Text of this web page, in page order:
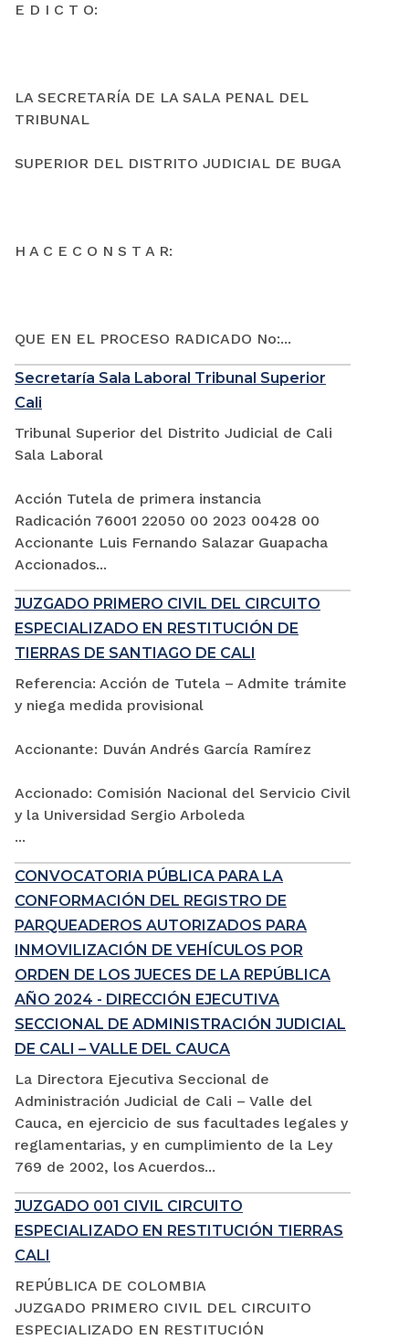
E D I C T O:
LA SECRETARÍA DE LA SALA PENAL DEL
TRIBUNAL
SUPERIOR DEL DISTRITO JUDICIAL DE BUGA
H A C E C O N S T A R:
QUE EN EL PROCESO RADICADO No:...
Secretaría Sala Laboral Tribunal Superior
Cali
Tribunal Superior del Distrito Judicial de Cali
Sala Laboral
Acción Tutela de primera instancia
Radicación 76001 22050 00 2023 00428 00
Accionante Luis Fernando Salazar Guapacha
Accionados...
JUZGADO PRIMERO CIVIL DEL CIRCUITO
ESPECIALIZADO EN RESTITUCIÓN DE
TIERRAS DE SANTIAGO DE CALI
Referencia: Acción de Tutela – Admite trámite
y niega medida provisional
Accionante: Duván Andrés García Ramírez
Accionado: Comisión Nacional del Servicio Civil
y la Universidad Sergio Arboleda
...
CONVOCATORIA PÚBLICA PARA LA
CONFORMACIÓN DEL REGISTRO DE
PARQUEADEROS AUTORIZADOS PARA
INMOVILIZACIÓN DE VEHÍCULOS POR
ORDEN DE LOS JUECES DE LA REPÚBLICA
AÑO 2024 - DIRECCIÓN EJECUTIVA
SECCIONAL DE ADMINISTRACIÓN JUDICIAL
DE CALI – VALLE DEL CAUCA
La Directora Ejecutiva Seccional de
Administración Judicial de Cali – Valle del
Cauca, en ejercicio de sus facultades legales y
reglamentarias, y en cumplimiento de la Ley
769 de 2002, los Acuerdos...
JUZGADO 001 CIVIL CIRCUITO
ESPECIALIZADO EN RESTITUCIÓN TIERRAS
CALI
REPÚBLICA DE COLOMBIA
JUZGADO PRIMERO CIVIL DEL CIRCUITO
ESPECIALIZADO EN RESTITUCIÓN